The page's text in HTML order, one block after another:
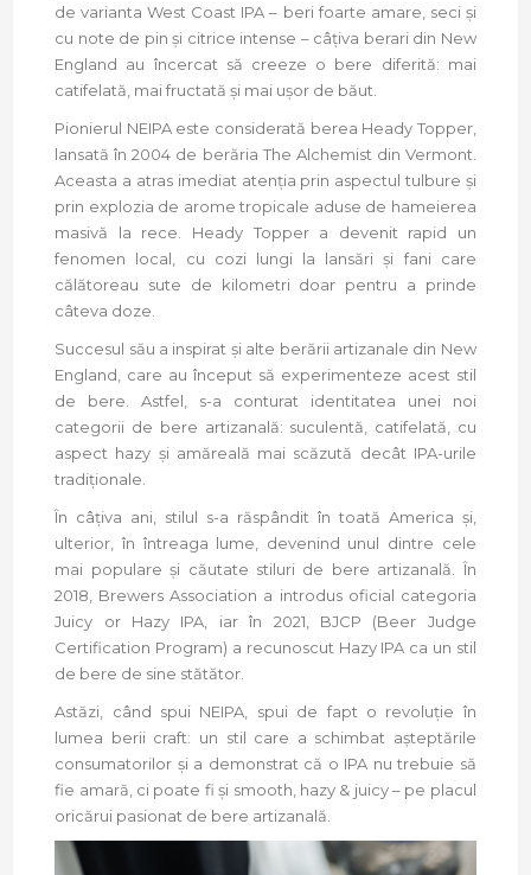
de varianta West Coast IPA – beri foarte amare, seci și
cu note de pin și citrice intense – câțiva berari din New
England au încercat să creeze o bere diferită: mai
catifelată, mai fructată și mai ușor de băut.
Pionierul NEIPA este considerată berea Heady Topper,
lansată în 2004 de berăria The Alchemist din Vermont.
Aceasta a atras imediat atenția prin aspectul tulbure și
prin explozia de arome tropicale aduse de hameierea
masivă la rece. Heady Topper a devenit rapid un
fenomen local, cu cozi lungi la lansări și fani care
călătoreau sute de kilometri doar pentru a prinde
câteva doze.
Succesul său a inspirat și alte berării artizanale din New
England, care au început să experimenteze acest stil
de bere. Astfel, s-a conturat identitatea unei noi
categorii de bere artizanală: suculentă, catifelată, cu
aspect hazy și amăreală mai scăzută decât IPA-urile
tradiționale.
În câțiva ani, stilul s-a răspândit în toată America și,
ulterior, în întreaga lume, devenind unul dintre cele
mai populare și căutate stiluri de bere artizanală. În
2018, Brewers Association a introdus oficial categoria
Juicy or Hazy IPA, iar în 2021, BJCP (Beer Judge
Certification Program) a recunoscut Hazy IPA ca un stil
de bere de sine stătător.
Astăzi, când spui NEIPA, spui de fapt o revoluție în
lumea berii craft: un stil care a schimbat așteptările
consumatorilor și a demonstrat că o IPA nu trebuie să
fie amară, ci poate fi și smooth, hazy & juicy – pe placul
oricărui pasionat de bere artizanală.